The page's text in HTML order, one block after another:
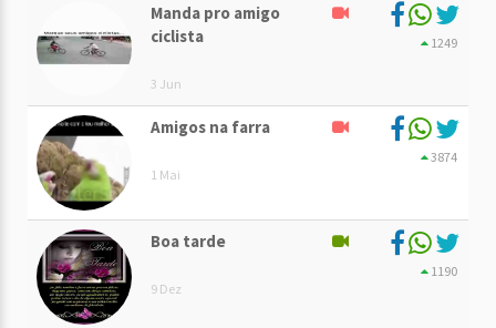
Manda pro amigo
ciclista
3 Jun
1249
Amigos na farra
1 Mai
3874
Boa tarde
9 Dez
1190